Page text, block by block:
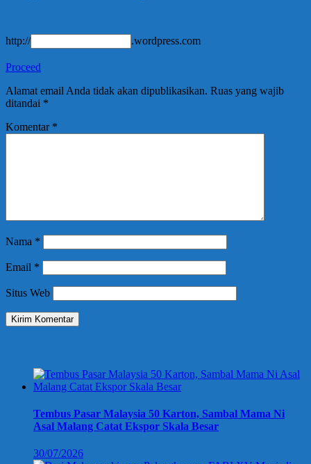
http:// .wordpress.com
Proceed
Alamat email Anda tidak akan dipublikasikan. Ruas yang wajib
ditandai *
Komentar *
Nama *
Email *
Situs Web
Tembus Pasar Malaysia 50 Karton, Sambal Mama Ni
Asal Malang Catat Ekspor Skala Besar
30/07/2026